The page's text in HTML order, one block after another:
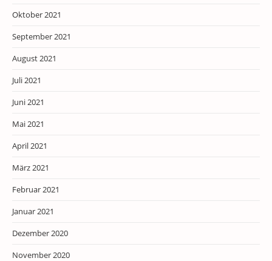
Oktober 2021
September 2021
August 2021
Juli 2021
Juni 2021
Mai 2021
April 2021
März 2021
Februar 2021
Januar 2021
Dezember 2020
November 2020